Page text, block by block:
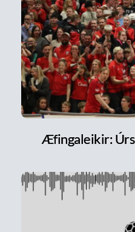
Æfingaleikir: